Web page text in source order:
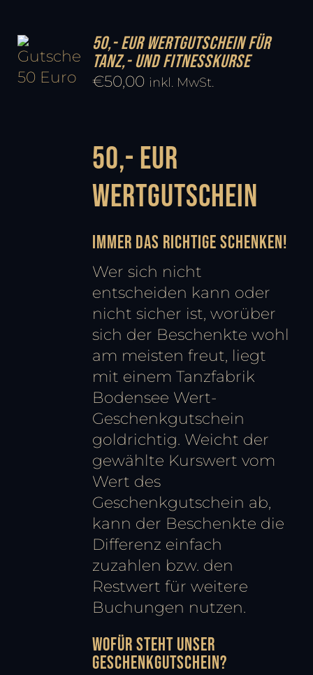
50,- EUR Wertgutschein für
Tanz,- und Fitnesskurse
€50,00 inkl. MwSt.
50,- EUR
Wertgutschein
Immer das Richtige schenken!
Wer sich nicht
entscheiden kann oder
nicht sicher ist, worüber
sich der Beschenkte wohl
am meisten freut, liegt
mit einem Tanzfabrik
Bodensee Wert-
Geschenkgutschein
goldrichtig. Weicht der
gewählte Kurswert vom
Wert des
Geschenkgutschein ab,
kann der Beschenkte die
Differenz einfach
zuzahlen bzw. den
Restwert für weitere
Buchungen nutzen.
Wofür steht unser
Geschenkgutschein?